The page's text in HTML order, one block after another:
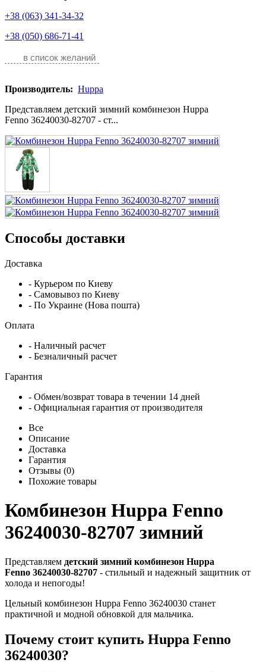
+38 (063) 341-34-32
+38 (050) 686-71-41
в список желаний
Производитель: Huppa
Представляем детский зимний комбинезон Huppa
Fenno 36240030-82707 - ст...
Способы доставки
Доставка
- Курьером по Киеву
- Самовывоз по Киеву
- По Украине (Нова пошта)
Оплата
- Наличный расчет
- Безналичный расчет
Гарантия
- Обмен/возврат товара в течении 14 дней
- Официальная гарантия от производителя
Все
Описание
Доставка
Гарантия
Отзывы (0)
Похожие товары
Комбинезон Huppa Fenno
36240030-82707 зимний
Представляем детский зимний комбинезон Huppa
Fenno 36240030-82707 - стильный и надежный защитник от
холода и непогоды!
Цельный комбинезон Huppa Fenno 36240030 станет
практичной и модной обновкой для мальчика.
Почему стоит купить Huppa Fenno
36240030?